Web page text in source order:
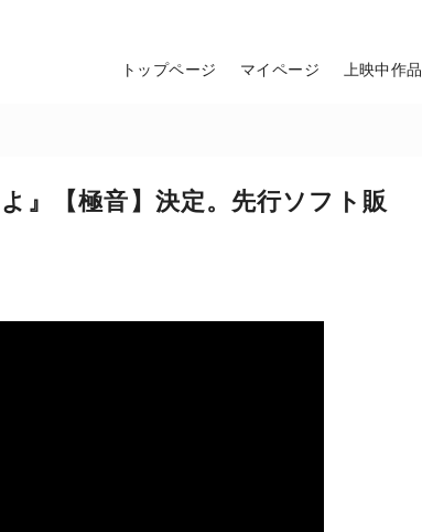
トップページ マイページ 上映中作品
』【極音】決定。先行ソフト販